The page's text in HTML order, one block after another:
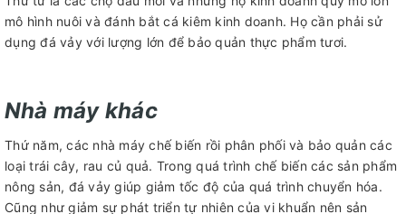
mô hình nuôi và đánh bắt cá kiêm kinh doanh. Họ cần phải sử
dụng đá vảy với lượng lớn để bảo quản thực phẩm tươi.
Nhà máy khác
Thứ năm, các nhà máy chế biến rồi phân phối và bảo quản các
loại trái cây, rau củ quả. Trong quá trình chế biến các sản phẩm
nông sản, đá vảy giúp giảm tốc độ của quá trình chuyển hóa.
Cũng như giảm sự phát triển tự nhiên của vi khuẩn nên sản